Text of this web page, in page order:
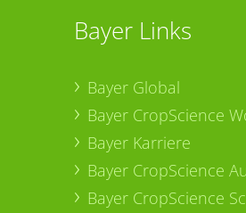
Bayer Links
Bayer Global
Bayer CropScience
Bayer Karriere
Bayer CropScience
Bayer CropScience